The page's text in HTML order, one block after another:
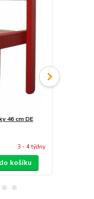
46 cm DE
3 - 4 týdny
košíku